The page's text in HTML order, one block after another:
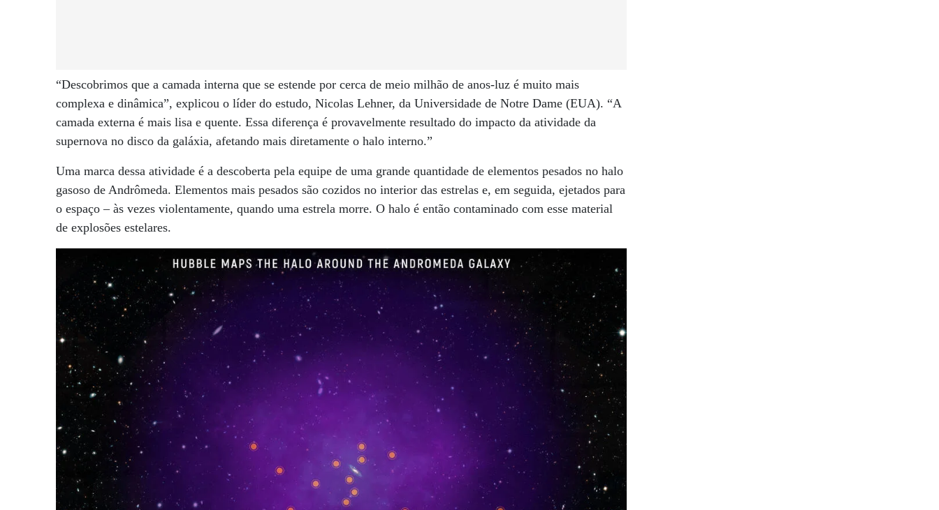
“Descobrimos que a camada interna que se estende por cerca de meio milhão de anos-luz é muito mais
complexa e dinâmica”, explicou o líder do estudo, Nicolas Lehner, da Universidade de Notre Dame (EUA). “A
camada externa é mais lisa e quente. Essa diferença é provavelmente resultado do impacto da atividade da
supernova no disco da galáxia, afetando mais diretamente o halo interno.”
Uma marca dessa atividade é a descoberta pela equipe de uma grande quantidade de elementos pesados ​​no halo
gasoso de Andrômeda. Elementos mais pesados ​​são cozidos no interior das estrelas e, em seguida, ejetados para
o espaço – às vezes violentamente, quando uma estrela morre. O halo é então contaminado com esse material
de explosões estelares.